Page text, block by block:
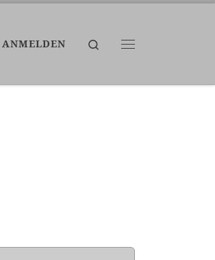
ANMELDEN
Search